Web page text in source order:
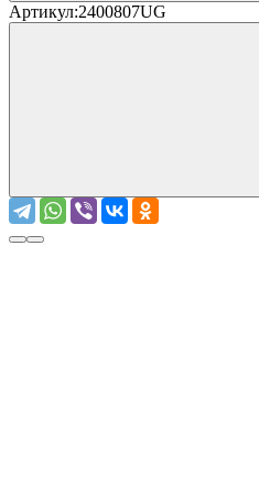
Артикул:2400807UG